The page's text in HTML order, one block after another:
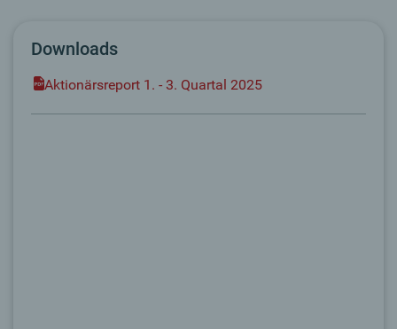
Downloads
Aktionärsreport 1. - 3. Quartal 2025